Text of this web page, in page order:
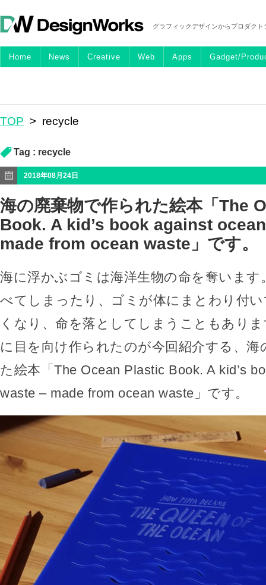
グラフィックデザインからプロダク
Home News Creative Web Apps Gadget/
TOP > recycle
Tag : recycle
2018年08月24日
海の廃棄物で作られた絵本「The
Book. A kid’s book against
made from ocean waste」です。
海に浮かぶゴミは海洋生物の命を奪います
べてしまったり、ゴミが体にまとわり付
くなり、命を落としてしまうこともあり
に目を向け作られたのが今回紹介する、海
た絵本「The Ocean Plastic Book. A kid’s
waste – made from ocean waste」です。